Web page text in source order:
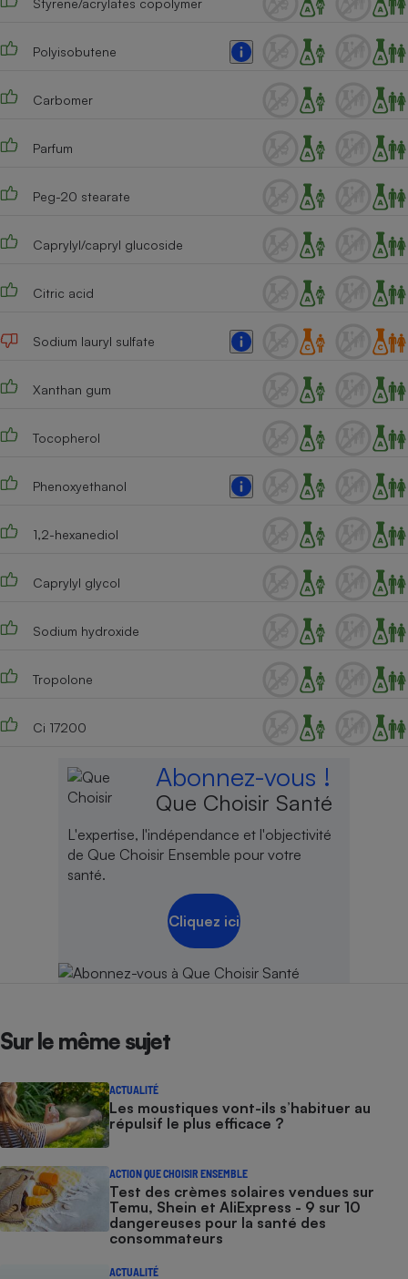
Styrene/acrylates copolymer
Polyisobutene
Carbomer
Parfum
Peg-20 stearate
Caprylyl/capryl glucoside
Citric acid
Sodium lauryl sulfate
Xanthan gum
Tocopherol
Phenoxyethanol
1,2-hexanediol
Caprylyl glycol
Sodium hydroxide
Tropolone
Ci 17200
Abonnez-vous !
Que Choisir Santé
L'expertise, l'indépendance et l'objectivité
de Que Choisir Ensemble pour votre
santé.
Cliquez ici
Sur le même sujet
ACTUALITÉ
Les moustiques vont-ils s’habituer au
répulsif le plus efficace ?
ACTION QUE CHOISIR ENSEMBLE
Test des crèmes solaires vendues sur
Temu, Shein et AliExpress - 9 sur 10
dangereuses pour la santé des
consommateurs
ACTUALITÉ